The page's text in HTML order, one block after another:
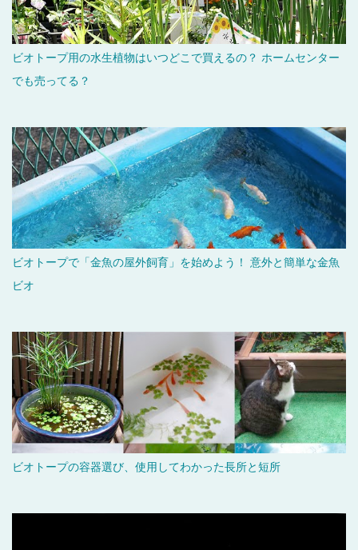
ビオトープ用の水生植物はいつどこで買えるの？ ホームセンター
でも売ってる？
ビオトープで「金魚の屋外飼育」を始めよう！ 意外と簡単な金魚
ビオ
ビオトープの容器選び、使用してわかった長所と短所